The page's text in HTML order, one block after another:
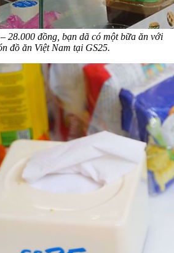
28.000 đồng, bạn dã có một bữa ăn với
đồ ăn Việt Nam tại GS25.